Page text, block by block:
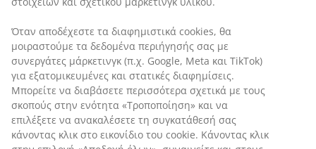
Χαρακτηριστικά προϊόντος
Αξιολογήσεις
( 9)